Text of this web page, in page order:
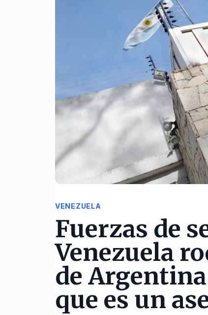
VENEZUELA
Fuerzas de
Venezuela
de
que es un